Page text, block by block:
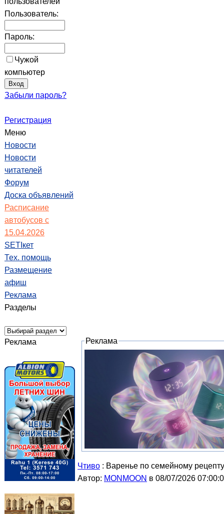
Пользователь:
Пароль:
Чужой
компьютер
Забыли пароль?
Регистрация
Меню
Новости
Новости
читателей
Форум
Доска объявлений
Расписание
автобусов с
15.04.2026
SETIкет
Тех. помощь
Размещение
афиш
Реклама
Разделы
Реклама Реклама
Чтиво : Варенье по семейному рецепту
Автор: MONMOON в 08/07/2026